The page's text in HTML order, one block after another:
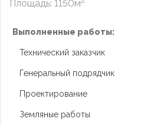
Площадь: 1150м
Выполненные работы:
Технический заказчик
Генеральный подрядчик
Проектирование
Земляные работы